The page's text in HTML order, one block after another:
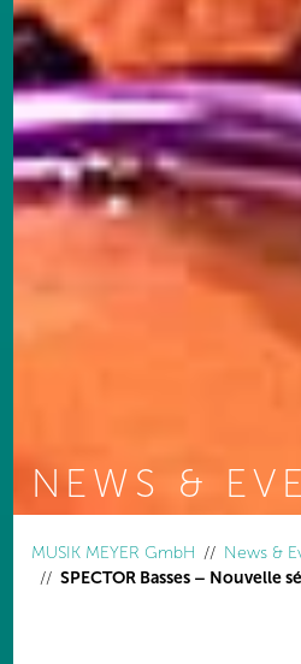
NEWS &
MUSIK MEYER GmbH
News &
SPECTOR Basses – Nouvelle